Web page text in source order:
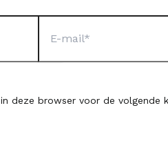
mail*
deze browser voor de volgende